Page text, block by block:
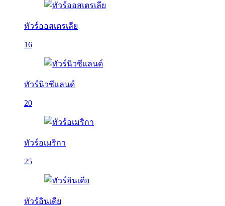
ทัวร์ออสเตรเลีย
16
ทัวร์นิวซีแลนด์
20
ทัวร์อเมริกา
25
ทัวร์อินเดีย